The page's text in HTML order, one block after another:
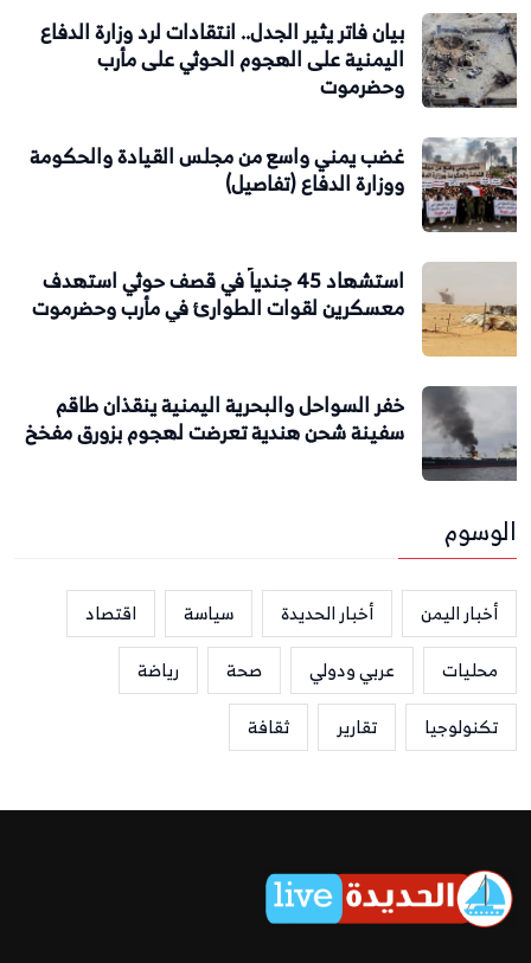
بيان فاتر يثير الجدل.. انتقادات لرد وزارة الدفاع
اليمنية على الهجوم الحوثي على مأرب
وحضرموت
غضب يمني واسع من مجلس القيادة والحكومة
ووزارة الدفاع (تفاصيل)
استشهاد 45 جندياً في قصف حوثي استهدف
معسكرين لقوات الطوارئ في مأرب وحضرموت
خفر السواحل والبحرية اليمنية ينقذان طاقم
سفينة شحن هندية تعرضت لهجوم بزورق مفخخ
الوسوم
أخبار اليمن أخبار الحديدة سياسة
اقتصاد
محليات
عربي ودولي صحة
رياضة
تكنولوجيا
تقارير ثقافة